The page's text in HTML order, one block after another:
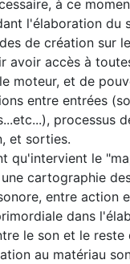
à ce
l'élaboration du
de création sur
avoir accès à
moteur, et de
entre entrées
processus
et sorties.
qu'intervient le
cartographie
entre action
dans
le son et le reste
au matériau